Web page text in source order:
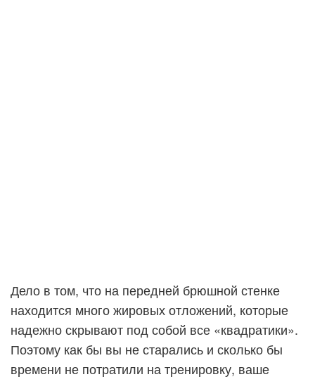
Дело в том, что на передней брюшной стенке
находится много жировых отложений, которые
надежно скрывают под собой все «квадратики».
Поэтому как бы вы не старались и сколько бы
времени не потратили на тренировку, ваше